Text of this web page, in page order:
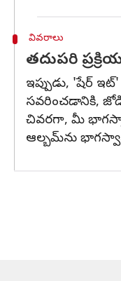
వివరాలు
తదుపరి
ఇప్పుడు, 'షేర్
సవరించడానికి,
చివరగా, మీ
ఆల్బమ్‌ను